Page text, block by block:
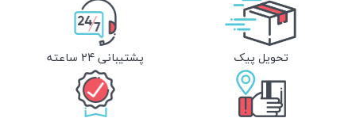
تحویل پیک پشتیبانی 24 ساعته